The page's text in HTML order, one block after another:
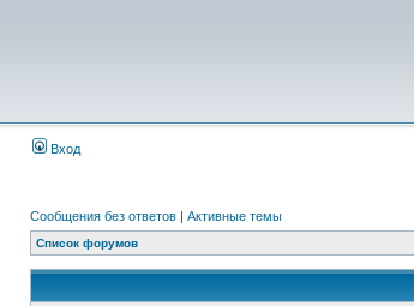
Вход
Сообщения без ответов | Активные темы
Список форумов